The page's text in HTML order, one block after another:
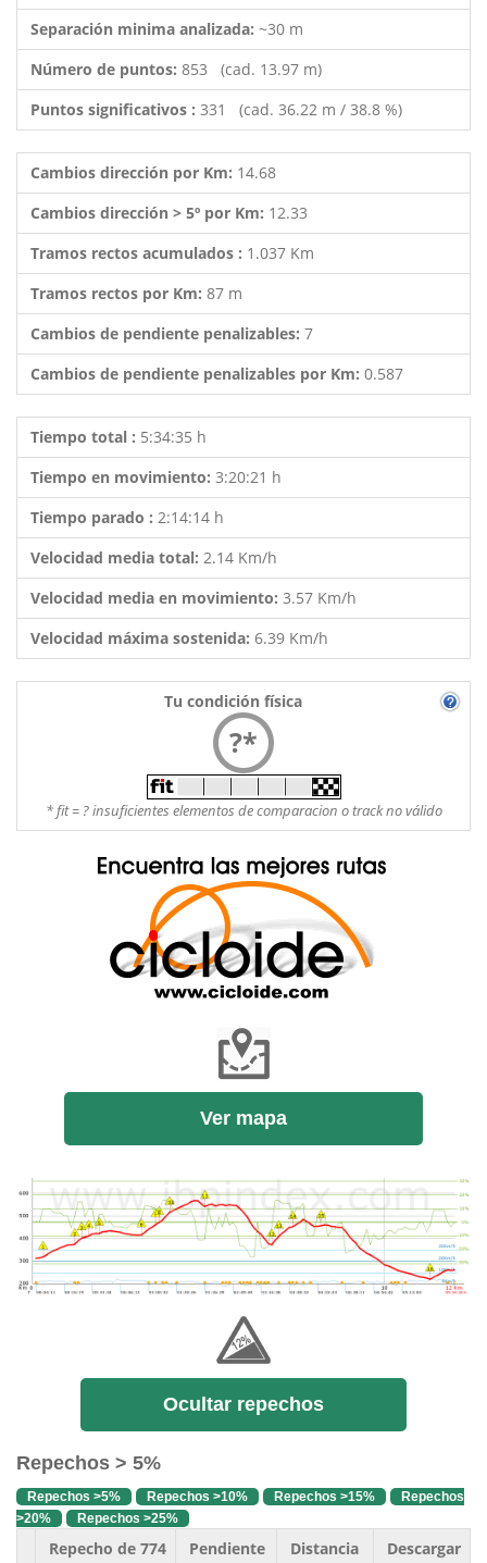
Separación minima analizada: ~30 m
Número de puntos: 853 (cad. 13.97 m)
Puntos significativos : 331 (cad. 36.22 m / 38.8 %)
Cambios dirección por Km: 14.68
Cambios dirección > 5º por Km: 12.33
Tramos rectos acumulados : 1.037 Km
Tramos rectos por Km: 87 m
Cambios de pendiente penalizables: 7
Cambios de pendiente penalizables por Km: 0.587
Tiempo total : 5:34:35 h
Tiempo en movimiento: 3:20:21 h
Tiempo parado : 2:14:14 h
Velocidad media total: 2.14 Km/h
Velocidad media en movimiento: 3.57 Km/h
Velocidad máxima sostenida: 6.39 Km/h
Tu condición física
?*
* fit = ? insuficientes elementos de comparacion o track no válido
Ver mapa
Ocultar repechos
Repechos > 5%
Repechos >5% Repechos >10% Repechos >15%
Repechos
>20%
Repechos >25%
Repecho de 774
Pendiente
Distancia
Descargar